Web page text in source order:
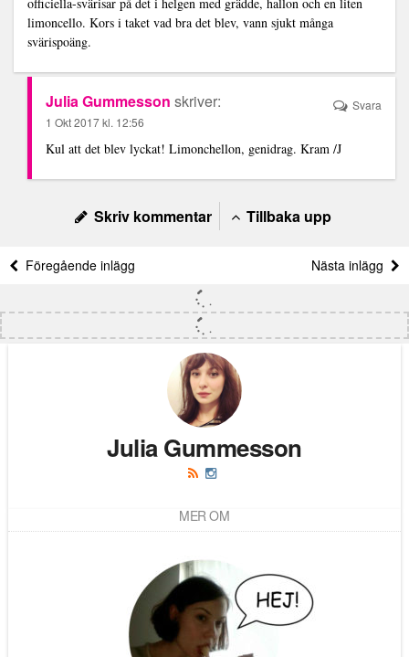
officiella-svärisar på det i helgen med grädde, hallon och en liten
limoncello. Kors i taket vad bra det blev, vann sjukt många
svärispoäng.
Julia Gummesson skriver:
1 Okt 2017 kl. 12:56
Kul att det blev lyckat! Limonchellon, genidrag. Kram /J
Svara
Skriv kommentar Tillbaka upp
Föregående inlägg Nästa inlägg
Julia Gummesson
MER OM